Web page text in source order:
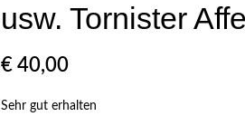
usw. Tornister Affe
€40,00
Sehr gut erhalten